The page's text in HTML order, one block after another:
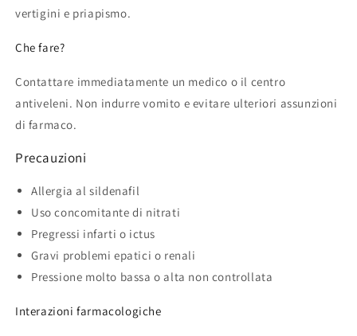
vertigini e priapismo.
Che fare?
Contattare immediatamente un medico o il centro
antiveleni. Non indurre vomito e evitare ulteriori assunzioni
di farmaco.
Precauzioni
Allergia al sildenafil
Uso concomitante di nitrati
Pregressi infarti o ictus
Gravi problemi epatici o renali
Pressione molto bassa o alta non controllata
Interazioni farmacologiche